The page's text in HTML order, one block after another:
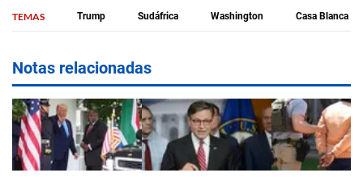
TEMAS Trump Sudáfrica Washington Casa Blanca
Notas relacionadas